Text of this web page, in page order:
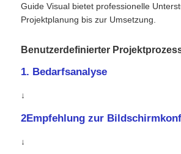
Guide Visual bietet professionelle
Projektplanung bis zur Umsetzung.
Benutzerdefinierter
1. Bedarfsanalyse
↓
2Empfehlung zur
↓